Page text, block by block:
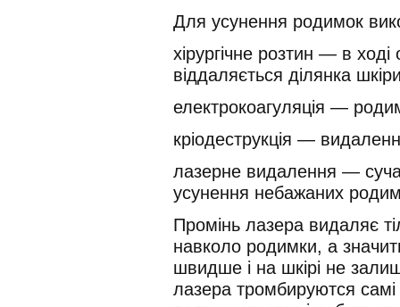
Для усунення родимок
хірургічне розтин — в
віддаляється ділянка
електрокоагуляція —
кріодеструкція —
лазерне видалення —
усунення небажаних
Промінь лазера видаляє
навколо родимки, а
швидше і на шкірі не
лазера тромбируются